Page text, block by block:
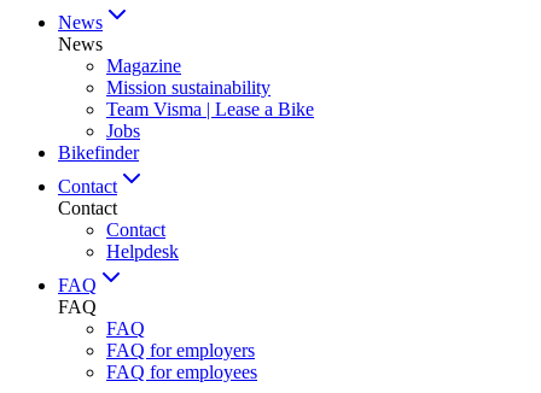
News
News
Magazine
Mission sustainability
Team Visma | Lease a Bike
Jobs
Bikefinder
Contact
Contact
Contact
Helpdesk
FAQ
FAQ
FAQ
FAQ for employers
FAQ for employees